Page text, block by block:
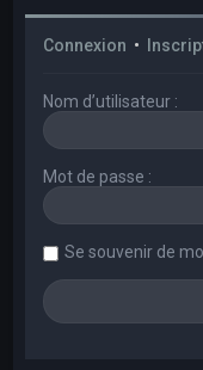
Connexion •
Nom d’utilisateur :
Mot de passe :
Se souvenir de